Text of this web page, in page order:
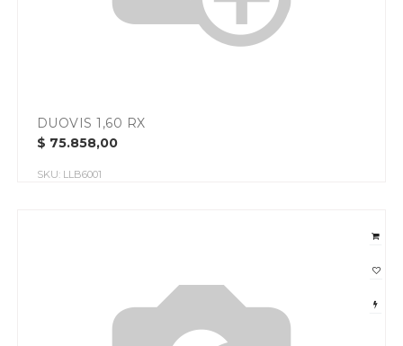
DUOVIS 1,60 RX
$ 75.858,00
SKU: LLB6001